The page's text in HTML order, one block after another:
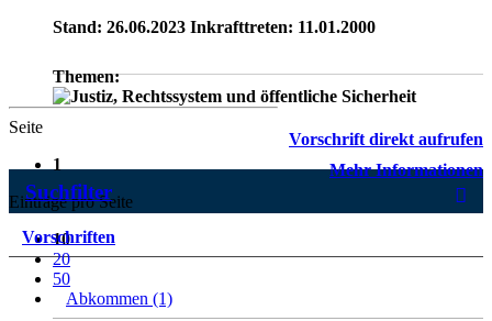
Stand: 26.06.2023 Inkrafttreten: 11.01.2000
Themen:
Vorschrift direkt aufrufen
Mehr Informationen
Seite
1
Einträge pro Seite
10
20
50
Suchfilter
Vorschriften
Abkommen (1)